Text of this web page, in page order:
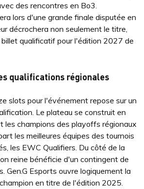
des rencontres en Bo3.
lors d'une grande finale disputée en
décrochera non seulement le titre,
qualificatif pour l'édition 2027 de
qualifications régionales
slots pour l'événement repose sur un
Le plateau se construit en
les champions des playoffs régionaux
les meilleures équipes des tournois
les EWC Qualifiers. Du côté de la
reine bénéficie d'un contingent de
Gen.G Esports ouvre logiquement la
en titre de l'édition 2025.